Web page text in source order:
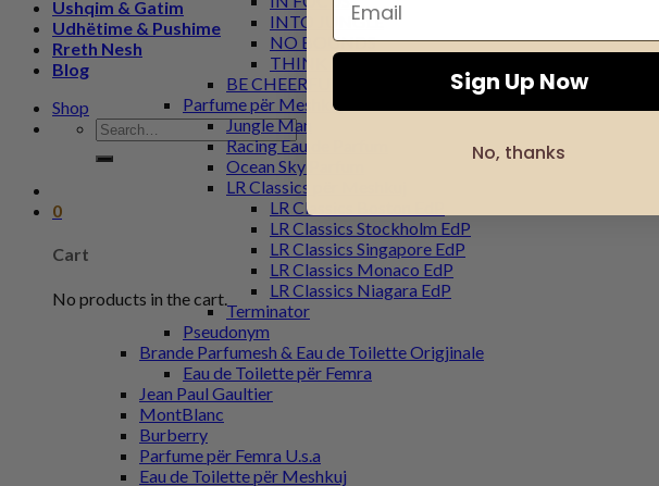
Ushqim & Gatim
Udhëtime & Pushime
Rreth Nesh
Blog
Shop
Search
for:
0
Cart
No products in the cart.
INTO JUNGLE
NO BOUNDS
THINK WILD
BE CHEERFUL
Parfume për Meshkuj
Jungle Man
Racing Eau de Parfum
Ocean Sky Parfum
LR Classics për Meshkuj
LR Classics Boston EdP
LR Classics Stockholm EdP
LR Classics Singapore EdP
LR Classics Monaco EdP
LR Classics Niagara EdP
Terminator
Pseudonym
Brande Parfumesh & Eau de Toilette Origjinale
Eau de Toilette për Femra
Jean Paul Gaultier
MontBlanc
Burberry
Parfume për Femra U.s.a
Eau de Toilette për Meshkuj
Sign Up Now
No, thanks